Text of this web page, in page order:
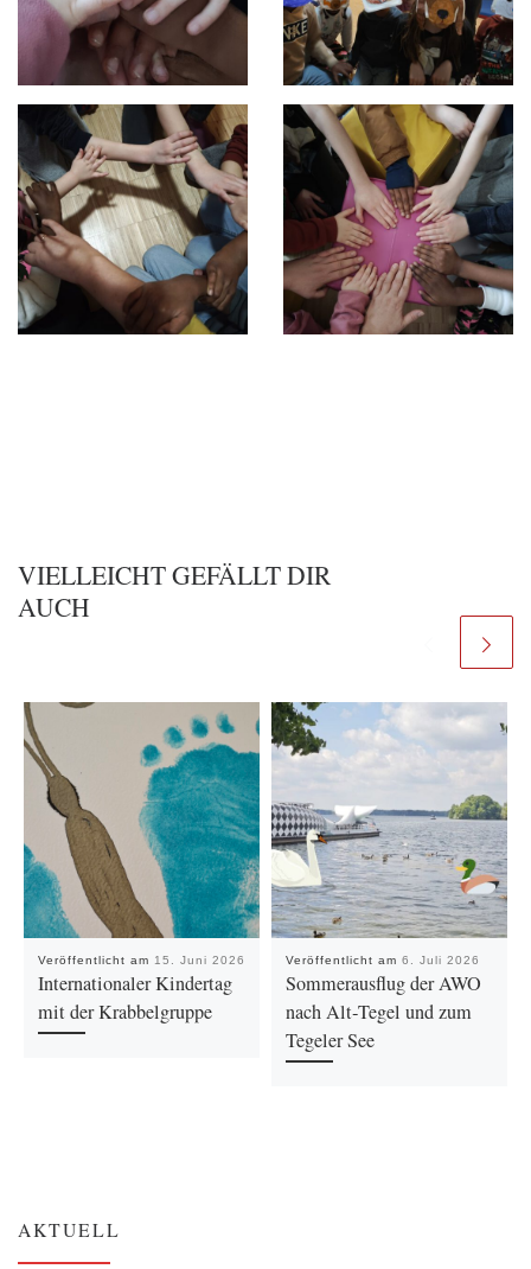
VIELLEICHT GEFÄLLT DIR
AUCH
Veröffentlicht am 15. Juni 2026
Internationaler Kindertag
mit der Krabbelgruppe
Veröffentlicht am 6. Juli 2026
Sommerausflug der AWO
nach Alt‑Tegel und zum
Tegeler See
AKTUELL